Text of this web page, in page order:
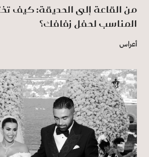
من القاعة إلى الحديقة: كيف
المناسب لحفل زفافك؟
أعراس